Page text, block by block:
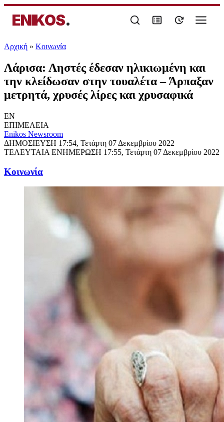
ENIKOS.
Αρχική » Κοινωνία
Λάρισα: Ληστές έδεσαν ηλικιωμένη και
την κλείδωσαν στην τουαλέτα – Άρπαξαν
μετρητά, χρυσές λίρες και χρυσαφικά
EN
ΕΠΙΜΕΛΕΙΑ
Enikos Newsroom
ΔΗΜΟΣΙΕΥΣΗ 17:54, Τετάρτη 07 Δεκεμβρίου 2022
ΤΕΛΕΥΤΑΙΑ ΕΝΗΜΕΡΩΣΗ 17:55, Τετάρτη 07 Δεκεμβρίου 2022
Κοινωνία